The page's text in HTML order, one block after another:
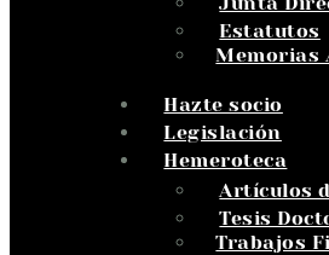
Estatutos
Memorias
Hazte socio
Legislación
Hemeroteca
Artículos
Tesis
Trabajos